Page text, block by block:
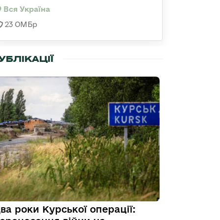
Вся Україна
23 ОМБр
роки Курської операції: